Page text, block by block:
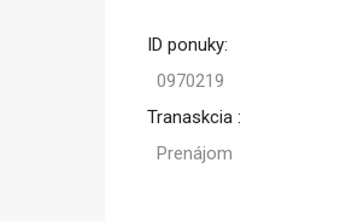
ID ponuky:
0970219
Tranaskcia :
Prenájom